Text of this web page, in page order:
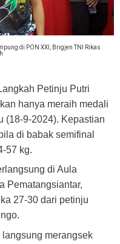
di PON XXI, Brigjen TNI Rikas
Petinju Putri
hanya meraih medali
(18-9-2024). Kepastian
di babak semifinal
57 kg.
di Aula
Pematangsiantar,
27-30 dari petinju
merangsek